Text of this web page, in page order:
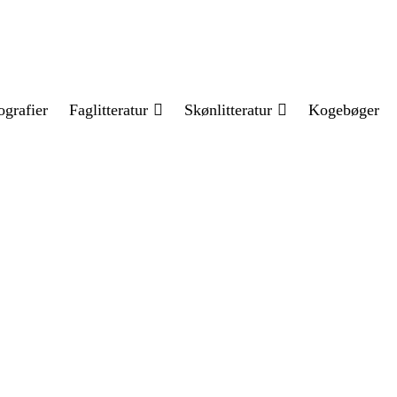
Faglitteratur Kogebøger
Skønlitteratur